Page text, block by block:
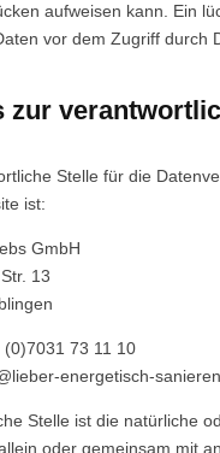
aufweisen kann. Ein
vor dem Zugriff durch
zur
Stelle für die
ist:
GmbH
13
(0)7031 73 11 10
energetisch-
Stelle ist die natürliche
oder gemeinsam mit